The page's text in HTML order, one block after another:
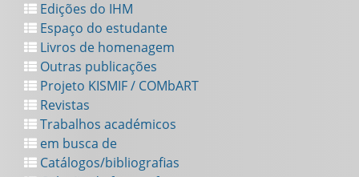
Edições do IHM
Espaço do estudante
Livros de homenagem
Outras publicações
Projeto KISMIF / COMbART
Revistas
Trabalhos académicos
em busca de
Catálogos/bibliografias